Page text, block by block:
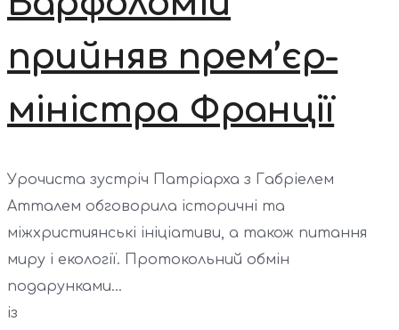
прийняв прем’єр-
міністра Франції
Урочиста зустріч Патріарха з Габріелем
Атталем обговорила історичні та
міжхристиянські ініціативи, а також питання
миру і екології. Протокольний обмін
подарунками...
із